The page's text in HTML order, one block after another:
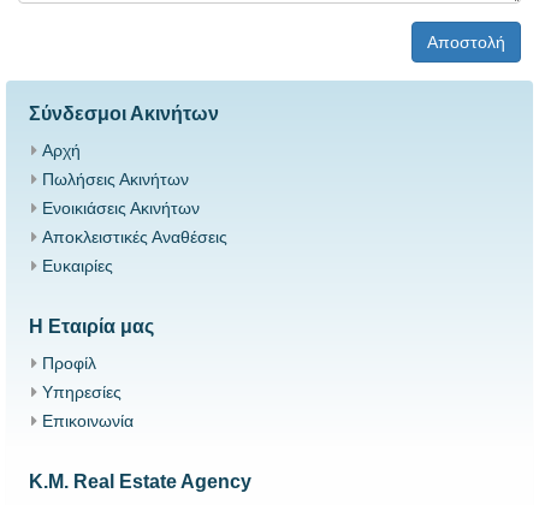
Αποστολή
Σύνδεσμοι Ακινήτων
Αρχή
Πωλήσεις Ακινήτων
Ενοικιάσεις Ακινήτων
Αποκλειστικές Αναθέσεις
Ευκαιρίες
Η Εταιρία μας
Προφίλ
Υπηρεσίες
Επικοινωνία
K.M. Real Estate Agency